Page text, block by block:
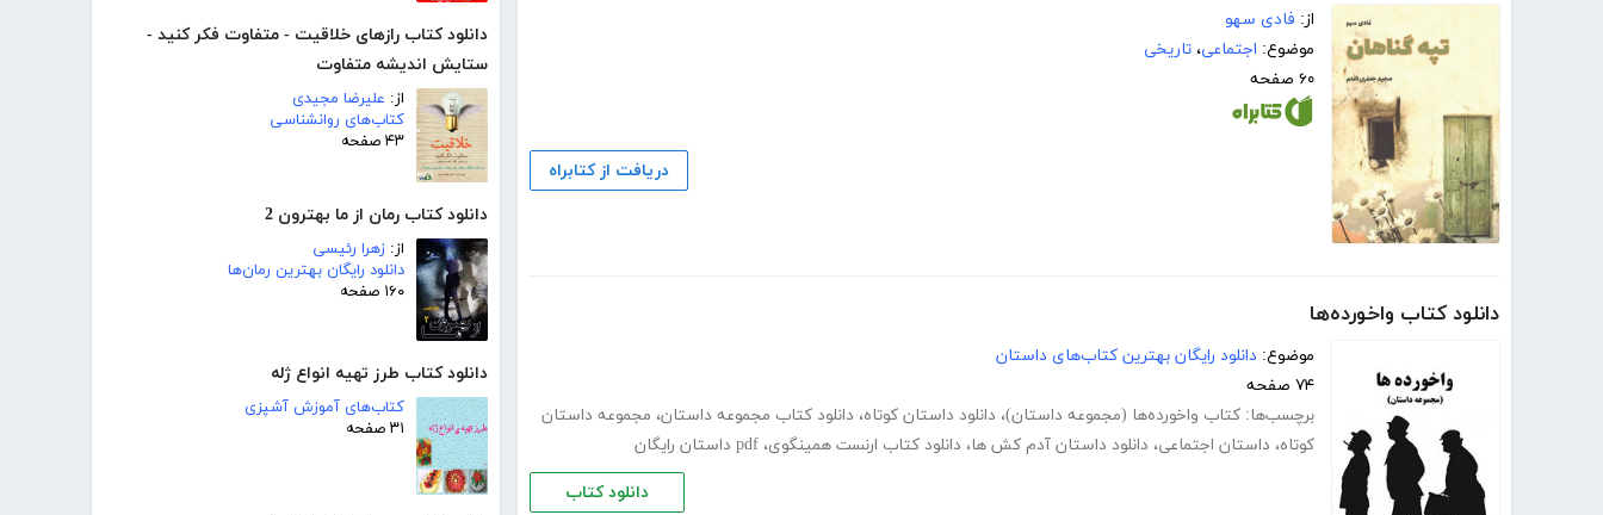
دانلود کتاب رازهای خلاقیت - متفاوت فکر کنید -
ستایش اندیشه متفاوت
از: علیرضا مجیدی
کتاب‌های روانشناسی
۴۳ صفحه
دانلود کتاب رمان از ما بهترون 2
از: زهرا رئیسی
دانلود رایگان بهترین رمان‌ها
۱۶۰ صفحه
دانلود کتاب طرز تهیه انواع ژله
کتاب‌های آموزش آشپزی
۳۱ صفحه
از: فادی سهو
موضوع: اجتماعی، تاریخی
۶۰ صفحه
دریافت از کتابراه
دانلود کتاب واخورده‌ها
موضوع: دانلود رایگان بهترین کتاب‌های داستان
۷۴ صفحه
برچسب‌ها: کتاب واخورده‌ها (مجموعه داستان)، دانلود داستان کوتاه، دانلود کتاب مجموعه داستان، مجموعه داستان
کوتاه، داستان اجتماعی، دانلود داستان آدم کش ها، دانلود کتاب ارنست همینگوی، pdf داستان رایگان
دانلود کتاب